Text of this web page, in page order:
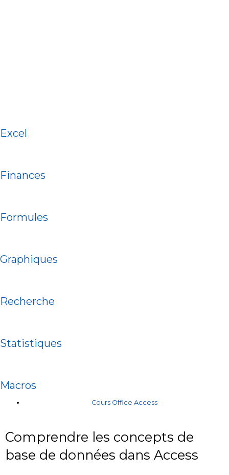
Excel
Finances
Formules
Graphiques
Recherche
Statistiques
Macros
Cours Office Access
Comprendre les concepts de
base de données dans Access